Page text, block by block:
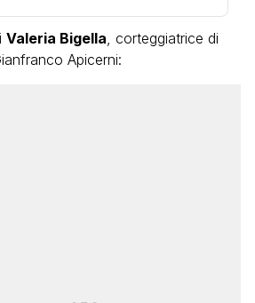
Valeria Bigella, corteggiatrice di
Apicerni: